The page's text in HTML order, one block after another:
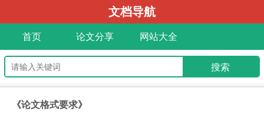
文档导航
首页 论文分享 网站大全
《论文格式要求》